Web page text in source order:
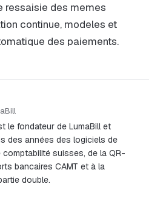
ressaisie des memes
continue, modeles et
des paiements.
le fondateur de LumaBill et
des années des logiciels de
suisses, de la QR-
bancaires CAMT et à la
double.